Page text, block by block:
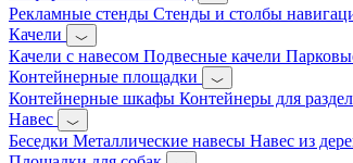
Рекламные стенды Стенды и столбы
Качели
Качели с навесом Подвесные качели
Контейнерные площадки
Контейнерные шкафы Контейнеры для
Навес
Беседки Металлические навесы Навес из